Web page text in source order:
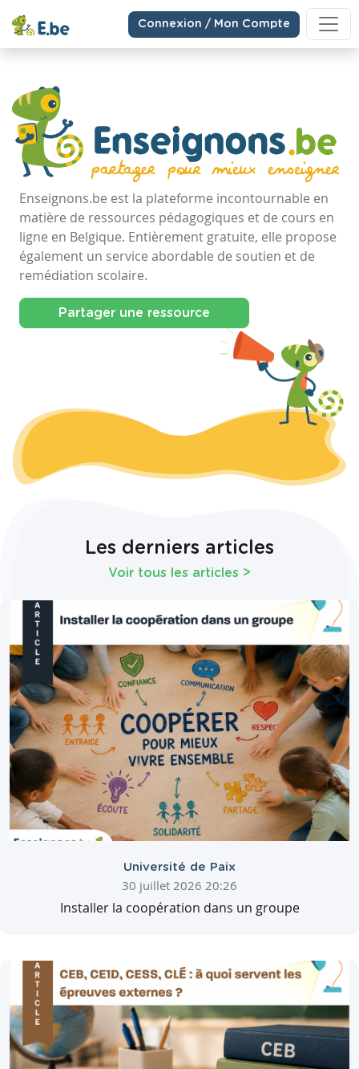
Connexion / Mon Compte
Enseignons.be est la plateforme incontournable en
matière de ressources pédagogiques et de cours en
ligne en Belgique. Entièrement gratuite, elle propose
également un service abordable de soutien et de
remédiation scolaire.
Partager une ressource
Les derniers articles
Voir tous les articles >
Université de Paix
30 juillet 2026 20:26
Installer la coopération dans un groupe